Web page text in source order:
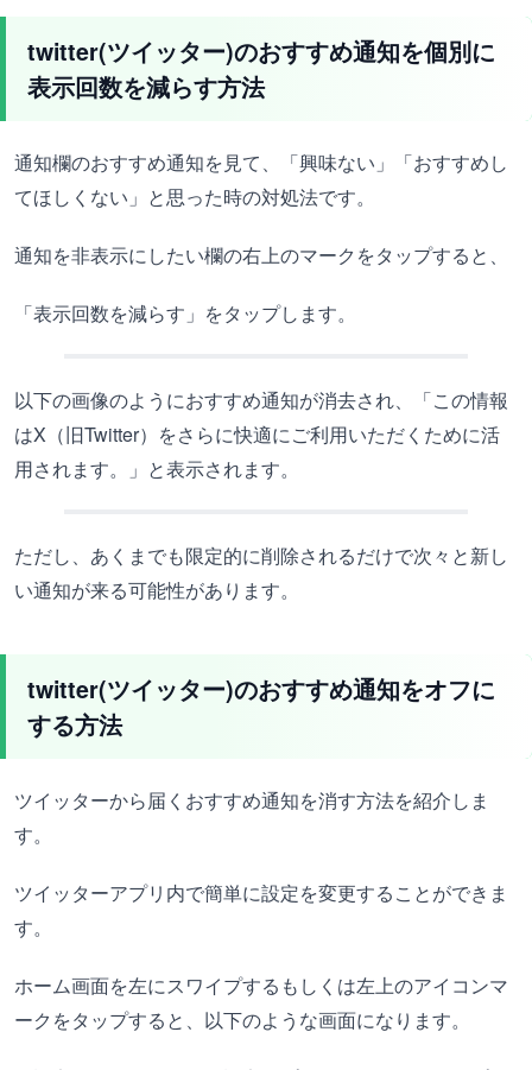
twitter(ツイッター)のおすすめ通知を個別に
表示回数を減らす方法
通知欄のおすすめ通知を見て、「興味ない」「おすすめし
てほしくない」と思った時の対処法です。
通知を非表示にしたい欄の右上のマークをタップすると、
「表示回数を減らす」をタップします。
以下の画像のようにおすすめ通知が消去され、「この情報
はX（旧Twitter）をさらに快適にご利用いただくために活
用されます。」と表示されます。
ただし、あくまでも限定的に削除されるだけで次々と新し
い通知が来る可能性があります。
twitter(ツイッター)のおすすめ通知をオフに
する方法
ツイッターから届くおすすめ通知を消す方法を紹介しま
す。
ツイッターアプリ内で簡単に設定を変更することができま
す。
ホーム画面を左にスワイプするもしくは左上のアイコンマ
ークをタップすると、以下のような画面になります。